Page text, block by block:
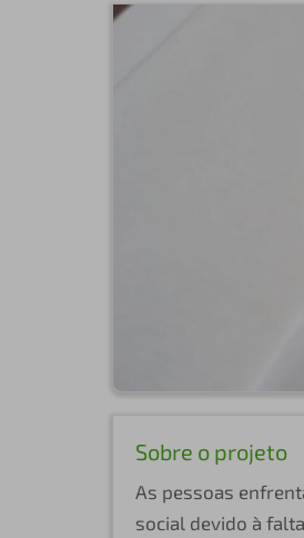
Sobre o projeto
As pessoas
social devido à